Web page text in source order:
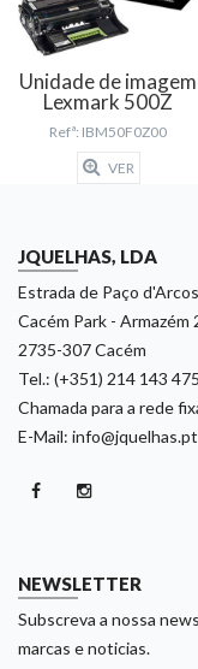
Unidade de imagem
Lexmark 500Z
Refª: IBM50F0Z00
VER
JQUELHAS, LDA
Estrada de Paço
Cacém Park - Armazém
2735-307 Cacém
Tel.: (+351) 214 143 475
Chamada para a rede
E-Mail: info@jquelhas.pt
NEWSLETTER
Subscreva a nossa
marcas e noticias.